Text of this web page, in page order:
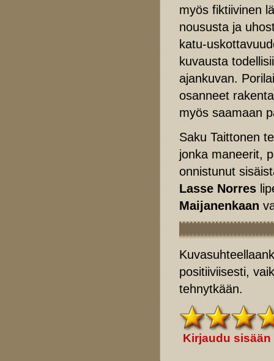
myös fiktiivinen
noususta ja
katu-
kuvausta
ajankuvan.
osanneet
myös saamaan
Saku Taittonen
jonka maneerit,
onnistunut
Lasse Norres
Maijanenkaan
positiiviisesti,
tehnytkään.
Kirjaudu sisään